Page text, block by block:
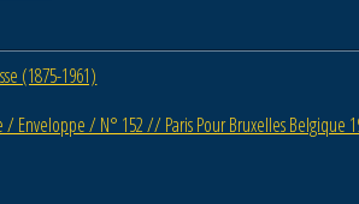
(1875-1961)
/ Enveloppe / N° 152 // Paris Pour Bruxelles Belgique